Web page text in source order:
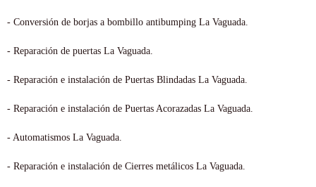
- Conversión de borjas a bombillo antibumping La Vaguada.
- Reparación de puertas La Vaguada.
- Reparación e instalación de Puertas Blindadas La Vaguada.
- Reparación e instalación de Puertas Acorazadas La Vaguada.
- Automatismos La Vaguada.
- Reparación e instalación de Cierres metálicos La Vaguada.